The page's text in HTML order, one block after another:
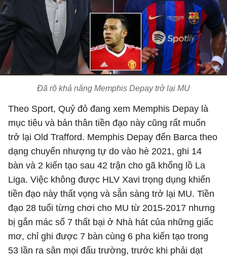
Đã rõ khả năng Memphis Depay trở lại MU
Theo Sport, Quỷ đỏ đang xem Memphis Depay là
mục tiêu và bản thân tiền đạo này cũng rất muốn
trở lại Old Trafford. Memphis Depay đến Barca theo
dạng chuyển nhượng tự do vào hè 2021, ghi 14
bàn và 2 kiến tạo sau 42 trận cho gã khổng lồ La
Liga. Việc không được HLV Xavi trọng dụng khiến
tiền đạo này thất vọng và sẵn sàng trở lại MU. Tiền
đạo 28 tuổi từng chơi cho MU từ 2015-2017 nhưng
bị gắn mác số 7 thất bại ở Nhà hát của những giấc
mơ, chỉ ghi được 7 bàn cùng 6 pha kiến tạo trong
53 lần ra sân mọi đấu trường, trước khi phải dạt